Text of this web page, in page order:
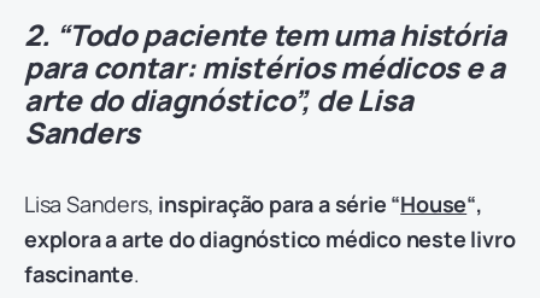
2. “Todo paciente tem uma história
para contar: mistérios médicos e a
arte do diagnóstico”, de Lisa
Sanders
Lisa Sanders, inspiração para a série “House“,
explora a arte do diagnóstico médico neste livro
fascinante.